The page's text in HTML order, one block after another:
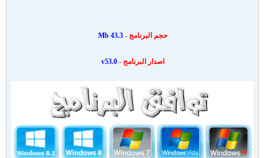
حجم البرنامج -43.3 Mb
اصدار البرنامج - v53.0